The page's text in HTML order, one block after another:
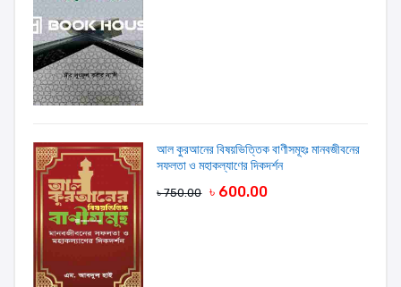
আল কুরআনের বিষয়ভিত্তিক বাণীসমূহঃ মানবজীবনের
সফলতা ও মহাকল্যাণের দিকদর্শন
৳ 750.00 ৳ 600.00